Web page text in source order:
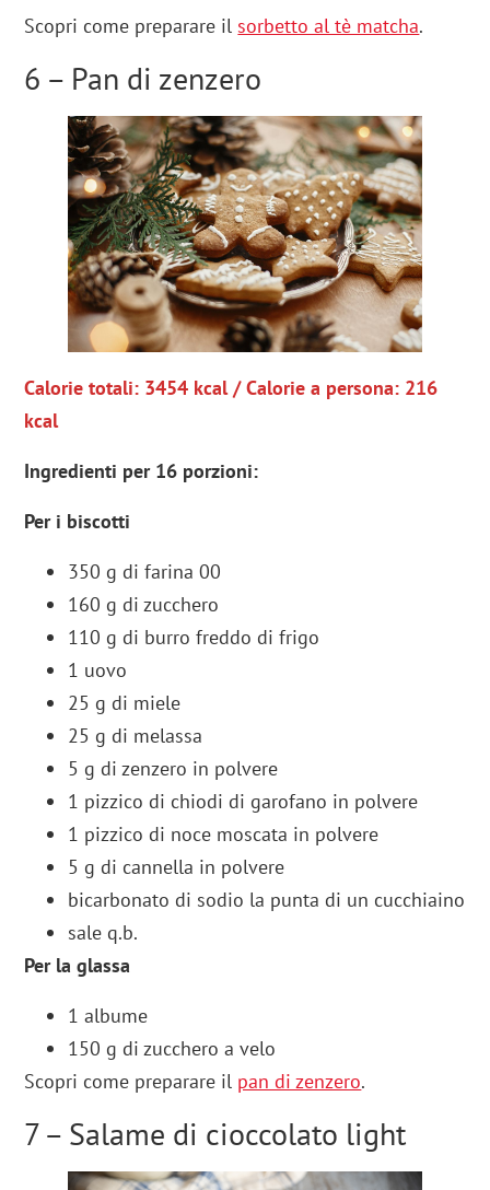
Scopri come preparare il sorbetto al tè matcha.
6 – Pan di zenzero
Calorie totali: 3454 kcal / Calorie a persona: 216
kcal
Ingredienti per 16 porzioni:
Per i biscotti
350 g di farina 00
160 g di zucchero
110 g di burro freddo di frigo
1 uovo
25 g di miele
25 g di melassa
5 g di zenzero in polvere
1 pizzico di chiodi di garofano in polvere
1 pizzico di noce moscata in polvere
5 g di cannella in polvere
bicarbonato di sodio la punta di un cucchiaino
sale q.b.
Per la glassa
1 albume
150 g di zucchero a velo
Scopri come preparare il pan di zenzero.
7 – Salame di cioccolato light